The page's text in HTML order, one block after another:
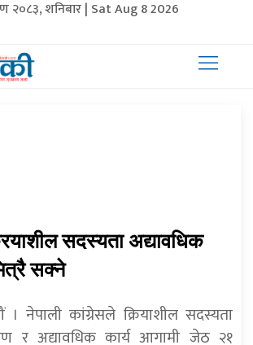
२०८३, शनिबार | Sat Aug 8 2026
सदस्यता अद्यावधिक
सक्ने
नेपाली कांग्रेसले क्रियाशील सदस्यता
र अद्यावधिक कार्य आगामी जेठ २१